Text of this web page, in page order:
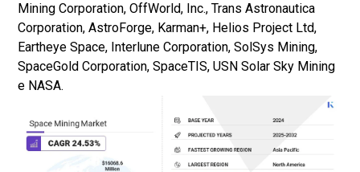
Mining Corporation, OffWorld, Inc., Trans Astronautica
Corporation, AstroForge, Karman+, Helios Project Ltd,
Eartheye Space, Interlune Corporation, SolSys Mining,
SpaceGold Corporation, SpaceTIS, USN Solar Sky Mining
e NASA.